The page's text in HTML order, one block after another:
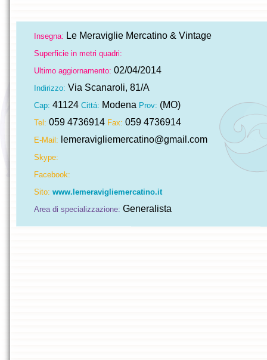
Insegna: Le Meraviglie Mercatino & Vintage
Superficie in metri quadri:
Ultimo aggiornamento: 02/04/2014
Indirizzo: Via Scanaroli, 81/A
Cap: 41124 Cittá: Modena Prov: (MO)
Tel: 059 4736914 Fax: 059 4736914
E-Mail: lemeravigliemercatino@gmail.com
Skype:
Facebook:
Sito: www.lemeravigliemercatino.it
Area di specializzazione: Generalista